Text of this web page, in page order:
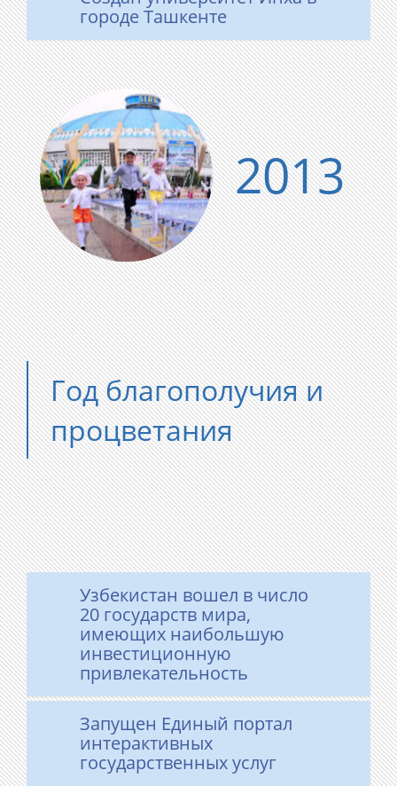
городе Ташкенте
2013
Год благополучия и
процветания
Узбекистан вошел в число
20 государств мира,
имеющих наибольшую
инвестиционную
привлекательность
Запущен Единый портал
интерактивных
государственных услуг